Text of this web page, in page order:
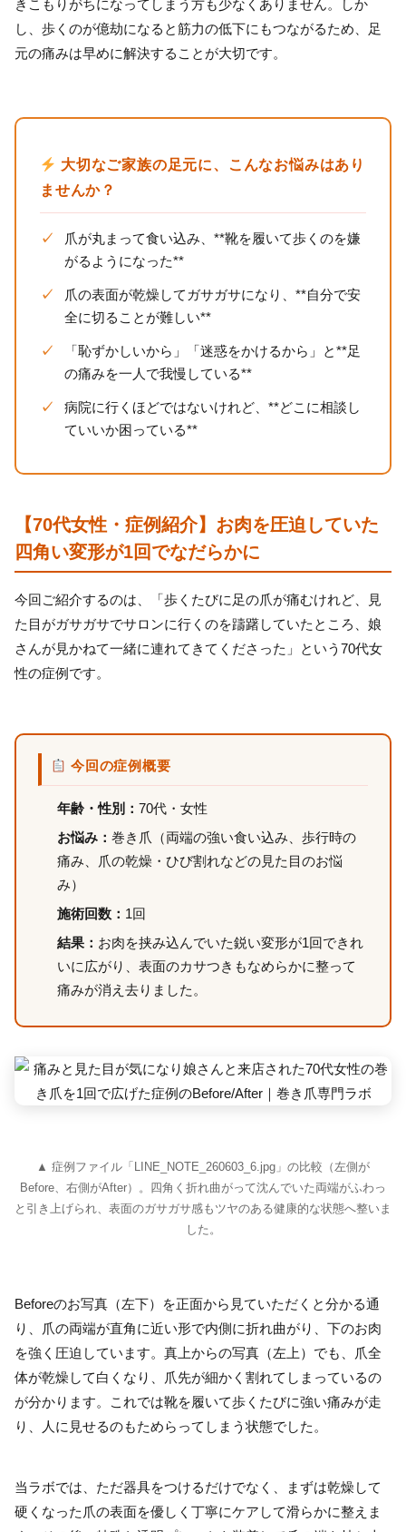
きこもりがちになってしまう方も少なくありません。しか
し、歩くのが億劫になると筋力の低下にもつながるため、足
元の痛みは早めに解決することが大切です。
大切なご家族の足元に、こんなお悩みはあり
ませんか？
爪が丸まって食い込み、**靴を履いて歩くのを嫌
がるようになった**
爪の表面が乾燥してガサガサになり、**自分で安
全に切ることが難しい**
「恥ずかしいから」「迷惑をかけるから」と**足
の痛みを一人で我慢している**
病院に行くほどではないけれど、**どこに相談し
ていいか困っている**
【70代女性・症例紹介】お肉を圧迫していた
四角い変形が1回でなだらかに
今回ご紹介するのは、「歩くたびに足の爪が痛むけれど、見
た目がガサガサでサロンに行くのを躊躇していたところ、娘
さんが見かねて一緒に連れてきてくださった」という70代女
性の症例です。
今回の症例概要
年齢・性別：70代・女性
お悩み：巻き爪（両端の強い食い込み、歩行時の
痛み、爪の乾燥・ひび割れなどの見た目のお悩
み）
施術回数： 1回
結果： お肉を挟み込んでいた鋭い変形が1回できれ
いに広がり、表面のカサつきもなめらかに整って
痛みが消え去りました。
▲ 症例ファイル「LINE_NOTE_260603_6.jpg」の比較（左側が
Before、右側がAfter）。四角く折れ曲がって沈んでいた両端がふわっ
と引き上げられ、表面のガサガサ感もツヤのある健康的な状態へ整いま
した。
Beforeのお写真（左下）を正面から見ていただくと分かる通
り、爪の両端が直角に近い形で内側に折れ曲がり、下のお肉
を強く圧迫しています。真上からの写真（左上）でも、爪全
体が乾燥して白くなり、爪先が細かく割れてしまっているの
が分かります。これでは靴を履いて歩くたびに強い痛みが走
り、人に見せるのもためらってしまう状態でした。
当ラボでは、ただ器具をつけるだけでなく、まずは乾燥して
硬くなった爪の表面を優しく丁寧にケアして滑らかに整えま